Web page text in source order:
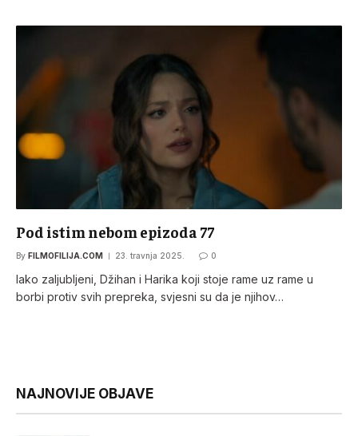
Pod istim nebom epizoda 77
By FILMOFILIJA.COM 23. travnja 2025. 0
Iako zaljubljeni, Džihan i Harika koji stoje rame uz rame u
borbi protiv svih prepreka, svjesni su da je njihov…
NAJNOVIJE OBJAVE